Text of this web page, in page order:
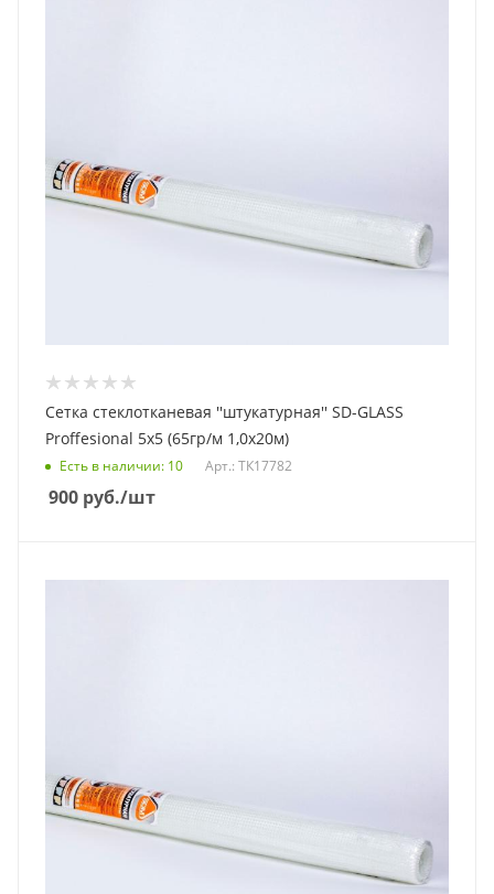
Сетка стеклотканевая ''штукатурная'' SD-GLASS
Proffesional 5х5 (65гр/м 1,0х20м)
Есть в наличии: 10 Арт.: ТК17782
900 руб./шт